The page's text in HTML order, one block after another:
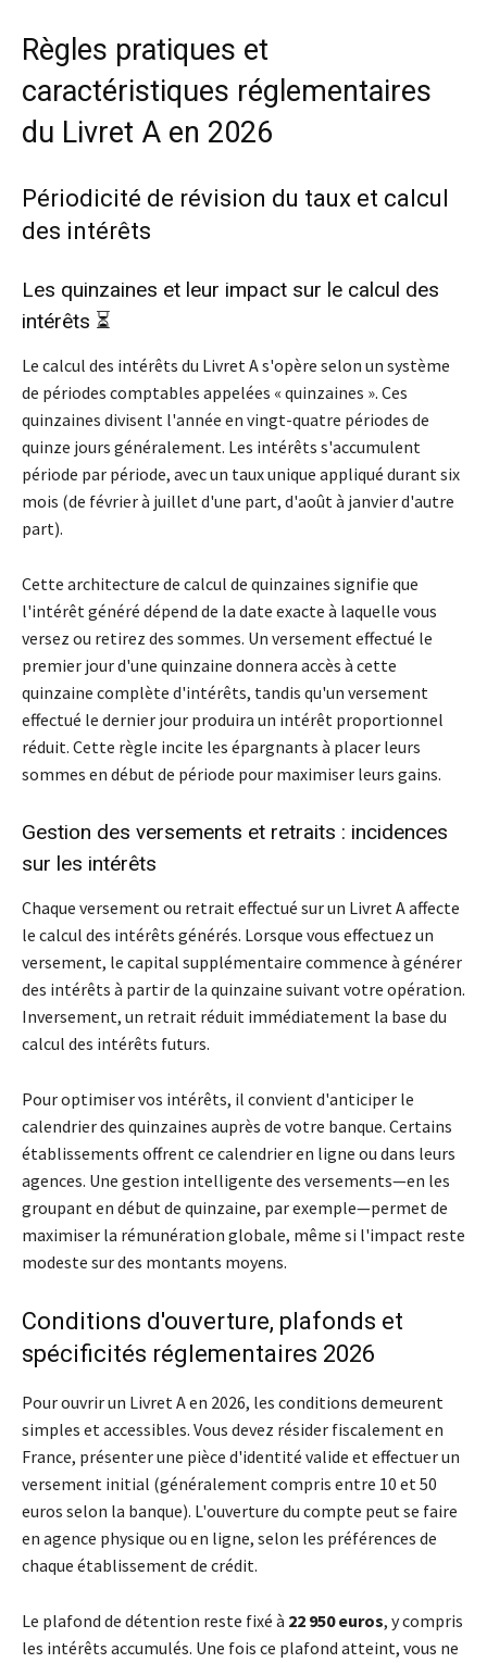
Règles pratiques et
caractéristiques réglementaires
du Livret A en 2026
Périodicité de révision du taux et calcul
des intérêts
Les quinzaines et leur impact sur le calcul des
intérêts ⏳
Le calcul des intérêts du Livret A s'opère selon un système
de périodes comptables appelées « quinzaines ». Ces
quinzaines divisent l'année en vingt-quatre périodes de
quinze jours généralement. Les intérêts s'accumulent
période par période, avec un taux unique appliqué durant six
mois (de février à juillet d'une part, d'août à janvier d'autre
part).
Cette architecture de calcul de quinzaines signifie que
l'intérêt généré dépend de la date exacte à laquelle vous
versez ou retirez des sommes. Un versement effectué le
premier jour d'une quinzaine donnera accès à cette
quinzaine complète d'intérêts, tandis qu'un versement
effectué le dernier jour produira un intérêt proportionnel
réduit. Cette règle incite les épargnants à placer leurs
sommes en début de période pour maximiser leurs gains.
Gestion des versements et retraits : incidences
sur les intérêts
Chaque versement ou retrait effectué sur un Livret A affecte
le calcul des intérêts générés. Lorsque vous effectuez un
versement, le capital supplémentaire commence à générer
des intérêts à partir de la quinzaine suivant votre opération.
Inversement, un retrait réduit immédiatement la base du
calcul des intérêts futurs.
Pour optimiser vos intérêts, il convient d'anticiper le
calendrier des quinzaines auprès de votre banque. Certains
établissements offrent ce calendrier en ligne ou dans leurs
agences. Une gestion intelligente des versements—en les
groupant en début de quinzaine, par exemple—permet de
maximiser la rémunération globale, même si l'impact reste
modeste sur des montants moyens.
Conditions d'ouverture, plafonds et
spécificités réglementaires 2026
Pour ouvrir un Livret A en 2026, les conditions demeurent
simples et accessibles. Vous devez résider fiscalement en
France, présenter une pièce d'identité valide et effectuer un
versement initial (généralement compris entre 10 et 50
euros selon la banque). L'ouverture du compte peut se faire
en agence physique ou en ligne, selon les préférences de
chaque établissement de crédit.
Le plafond de détention reste fixé à 22 950 euros, y compris
les intérêts accumulés. Une fois ce plafond atteint, vous ne